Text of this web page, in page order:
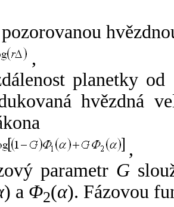
,
planetky od
hvězdná
,
parametr G
) a Φ2(α). Fázovou